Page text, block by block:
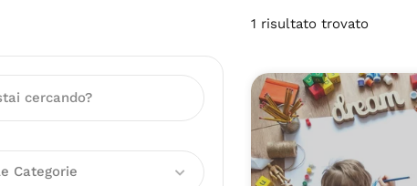
Categorie
1 risultato trovato